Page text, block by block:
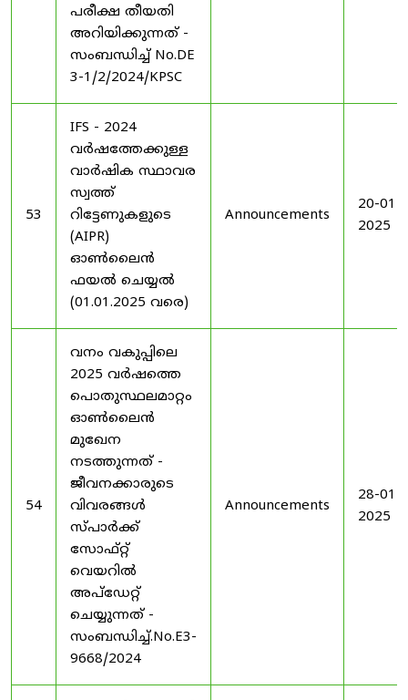
പരീക്ഷ തീയതി
അറിയിക്കുന്നത് -
സംബന്ധിച്ച് No.DE
3-1/2/2024/KPSC
53
IFS - 2024
വർഷത്തേക്കുള്ള
വാർഷിക സ്ഥാവര
സ്വത്ത്
റിട്ടേണുകളുടെ
(AIPR)
ഓൺലൈൻ
ഫയൽ ചെയ്യൽ
(01.01.2025 വരെ)
Announcements
20-01-
2025
54
വനം വകുപ്പിലെ
2025 വർഷത്തെ
പൊതുസ്ഥലമാറ്റം
ഓൺലൈൻ
മുഖേന
നടത്തുന്നത് -
ജീവനക്കാരുടെ
വിവരങ്ങൾ
സ്പാർക്ക്
സോഫ്റ്റ്
വെയറിൽ
അപ്ഡേറ്റ്
ചെയ്യുന്നത് -
സംബന്ധിച്ച്.No.E3-
9668/2024
Announcements
28-01-
2025